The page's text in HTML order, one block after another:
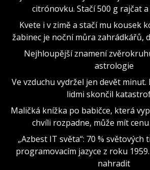
citrónovku. Stačí 500 g rajčat
Kvete i v zimě a stačí mu kousek
žabinec je noční můra zahrádkářů,
Nejhloupější znamení
astrologie
Ve vzduchu vydržel jen devět minut.
lidmi skončil
Maličká knížka po babičce, která
chvíli rozpadne, může mít
„Azbest IT světa“: 70 % světových
programovacím jazyce z roku
nahradit